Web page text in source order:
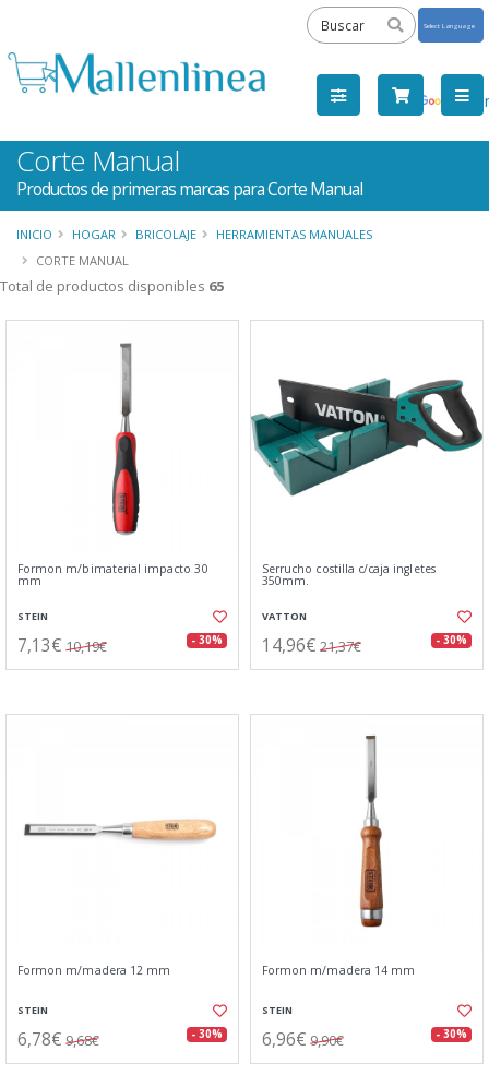
by
Corte Manual
Productos de primeras marcas para Corte Manual
INICIO HOGAR BRICOLAJE
HERRAMIENTAS MANUALES
CORTE MANUAL
Total de productos disponibles 65
Formon m/bimaterial impacto 30
mm
STEIN
7,13€ 10,19€ - 30%
Serrucho costilla c/caja ingletes
350mm.
VATTON
14,96€ 21,37€ - 30%
Formon m/madera 12 mm
STEIN
6,78€ 9,68€ - 30%
Formon m/madera 14 mm
STEIN
6,96€ 9,90€ - 30%